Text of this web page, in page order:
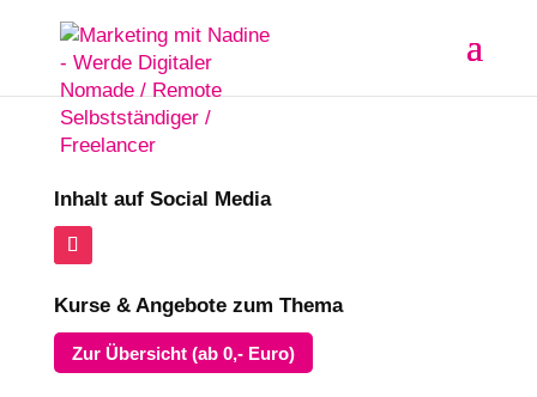
Inhalt auf Social Media
Kurse & Angebote zum Thema
Zur Übersicht (ab 0,- Euro)